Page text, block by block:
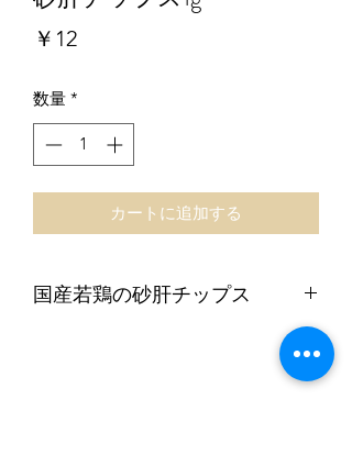
￥12価
数量 *
カートに追加する
国産若鶏の砂肝チップス
国産若鶏の砂肝を70℃で18 時間焼きま
した。ほどよい固さのおやつになりま